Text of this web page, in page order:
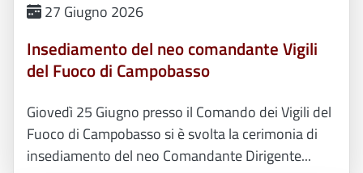
27 Giugno 2026
Insediamento del neo comandante Vigili
del Fuoco di Campobasso
Giovedì 25 Giugno presso il Comando dei Vigili del
Fuoco di Campobasso si è svolta la cerimonia di
insediamento del neo Comandante Dirigente...